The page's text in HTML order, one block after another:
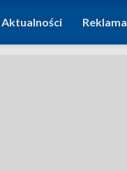
Aktualności Reklama